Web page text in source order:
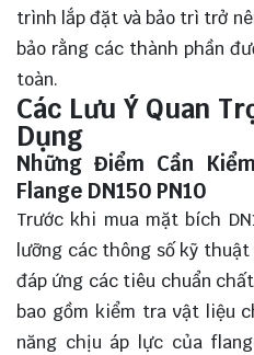
trình lắp đặt và bảo trì trở
bảo rằng các thành phần
toàn.
Các Lưu Ý Quan
Dụng
Những Điểm Cần
Flange DN150 PN10
Trước khi mua mặt bích
lưỡng các thông số kỹ thuật
đáp ứng các tiêu chuẩn
bao gồm kiểm tra vật liệu
năng chịu áp lực của